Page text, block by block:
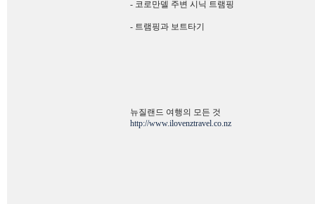
- 코로만델 주변 시닉 트램핑
- 트램핑과 보트타기
뉴질랜드 여행의 모든 것
http://www.ilovenztravel.co.nz